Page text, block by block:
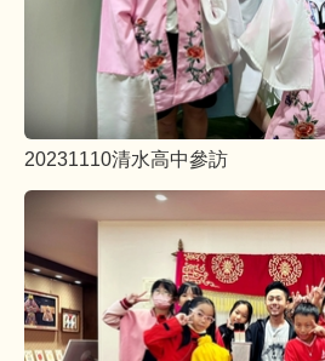
20231110清水高中參訪